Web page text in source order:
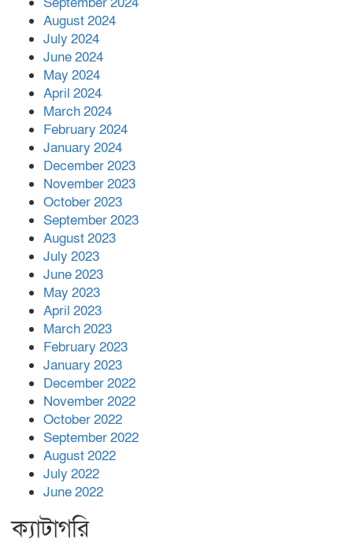
August 2024
July 2024
June 2024
May 2024
April 2024
March 2024
February 2024
January 2024
December 2023
November 2023
October 2023
September 2023
August 2023
July 2023
June 2023
May 2023
April 2023
March 2023
February 2023
January 2023
December 2022
November 2022
October 2022
September 2022
August 2022
July 2022
June 2022
ক্যাটাগরি